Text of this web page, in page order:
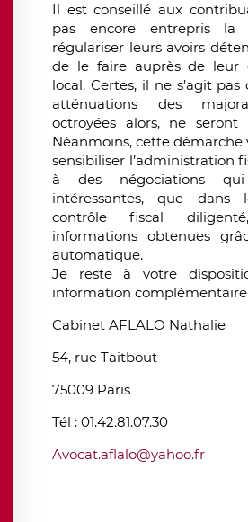
Il est conseillé aux
pas encore entrepris la
régulariser leurs avoirs
de le faire auprès de leur
local. Certes, il ne s’agit pas
atténuations des
octroyées alors, ne seront
Néanmoins, cette démarche
sensibiliser l’administration
à des négociations
intéressantes, que dans
contrôle fiscal
informations obtenues
automatique.
Je reste à votre
information complémentaire
Cabinet AFLALO Nathalie
54, rue Taitbout
75009 Paris
Tél : 01.42.81.07.30
Avocat.aflalo@yahoo.fr